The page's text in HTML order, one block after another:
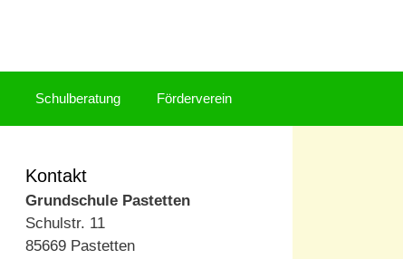
Schulberatung Förderverein
Kontakt
Grundschule Pastetten
Schulstr. 11
85669 Pastetten